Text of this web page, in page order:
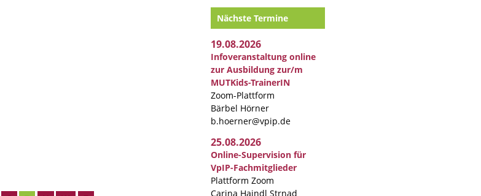
Nächste Termine
19.08.2026
Infoveranstaltung online
zur Ausbildung zur/m
MUTKids-TrainerIN
Zoom-Plattform
Bärbel Hörner
b.hoerner@vpip.de
25.08.2026
Online-Supervision für
VpIP-Fachmitglieder
Plattform Zoom
Carina Haindl Strnad